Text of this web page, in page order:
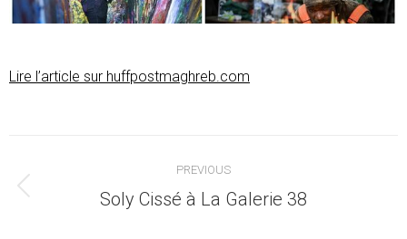
Lire l’article sur huffpostmaghreb.com
navigation
PREVIOUS
Previous
Soly Cissé à La Galerie 38